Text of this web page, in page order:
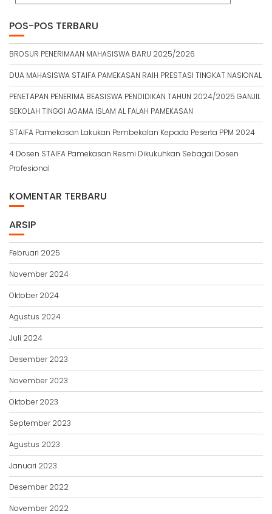
POS-POS TERBARU
BROSUR PENERIMAAN MAHASISWA BARU 2025/2026
DUA MAHASISWA STAIFA PAMEKASAN RAIH PRESTASI TINGKAT NASIONAL
PENETAPAN PENERIMA BEASISWA PENDIDIKAN TAHUN 2024/2025 GANJIL
SEKOLAH TINGGI AGAMA ISLAM AL FALAH PAMEKASAN
STAIFA Pamekasan Lakukan Pembekalan Kepada Peserta PPM 2024
4 Dosen STAIFA Pamekasan Resmi Dikukuhkan Sebagai Dosen
Profesional
KOMENTAR TERBARU
ARSIP
Februari 2025
November 2024
Oktober 2024
Agustus 2024
Juli 2024
Desember 2023
November 2023
Oktober 2023
September 2023
Agustus 2023
Januari 2023
Desember 2022
November 2022